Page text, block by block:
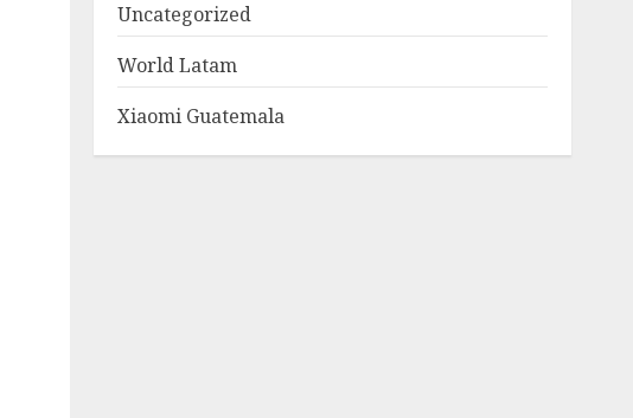
Uncategorized
World Latam
Xiaomi Guatemala